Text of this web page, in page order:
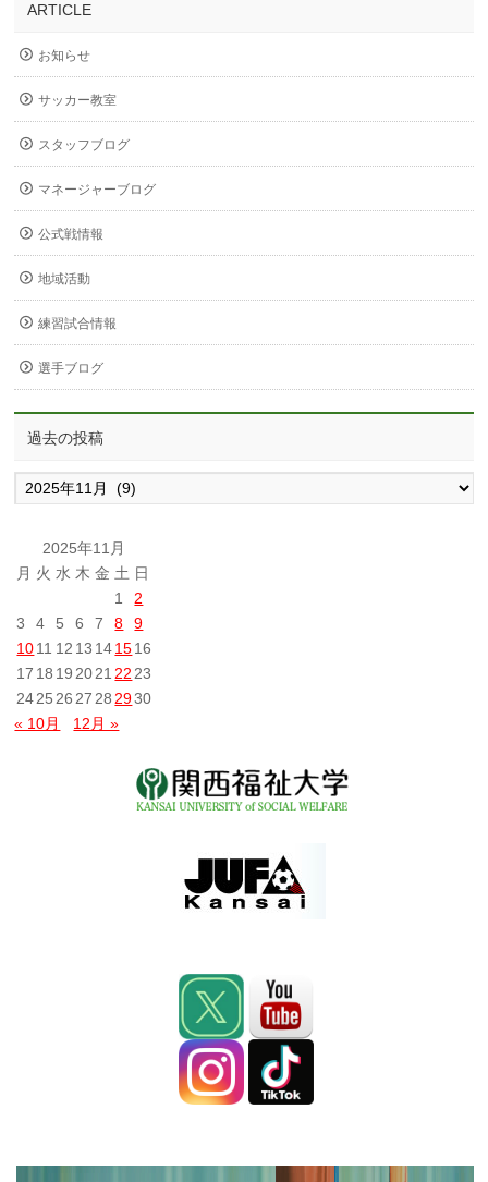
ARTICLE
お知らせ
サッカー教室
スタッフブログ
マネージャーブログ
公式戦情報
地域活動
練習試合情報
選手ブログ
過去の投稿
過
去
稿
2025年11月
月 火 水 木 金 土 日
1
2
3
4 5 6 7 8
9
1011 12 13 141516
17 18 19 2021 22 23
2425 26 27 28 2930
« 10月
12月 »